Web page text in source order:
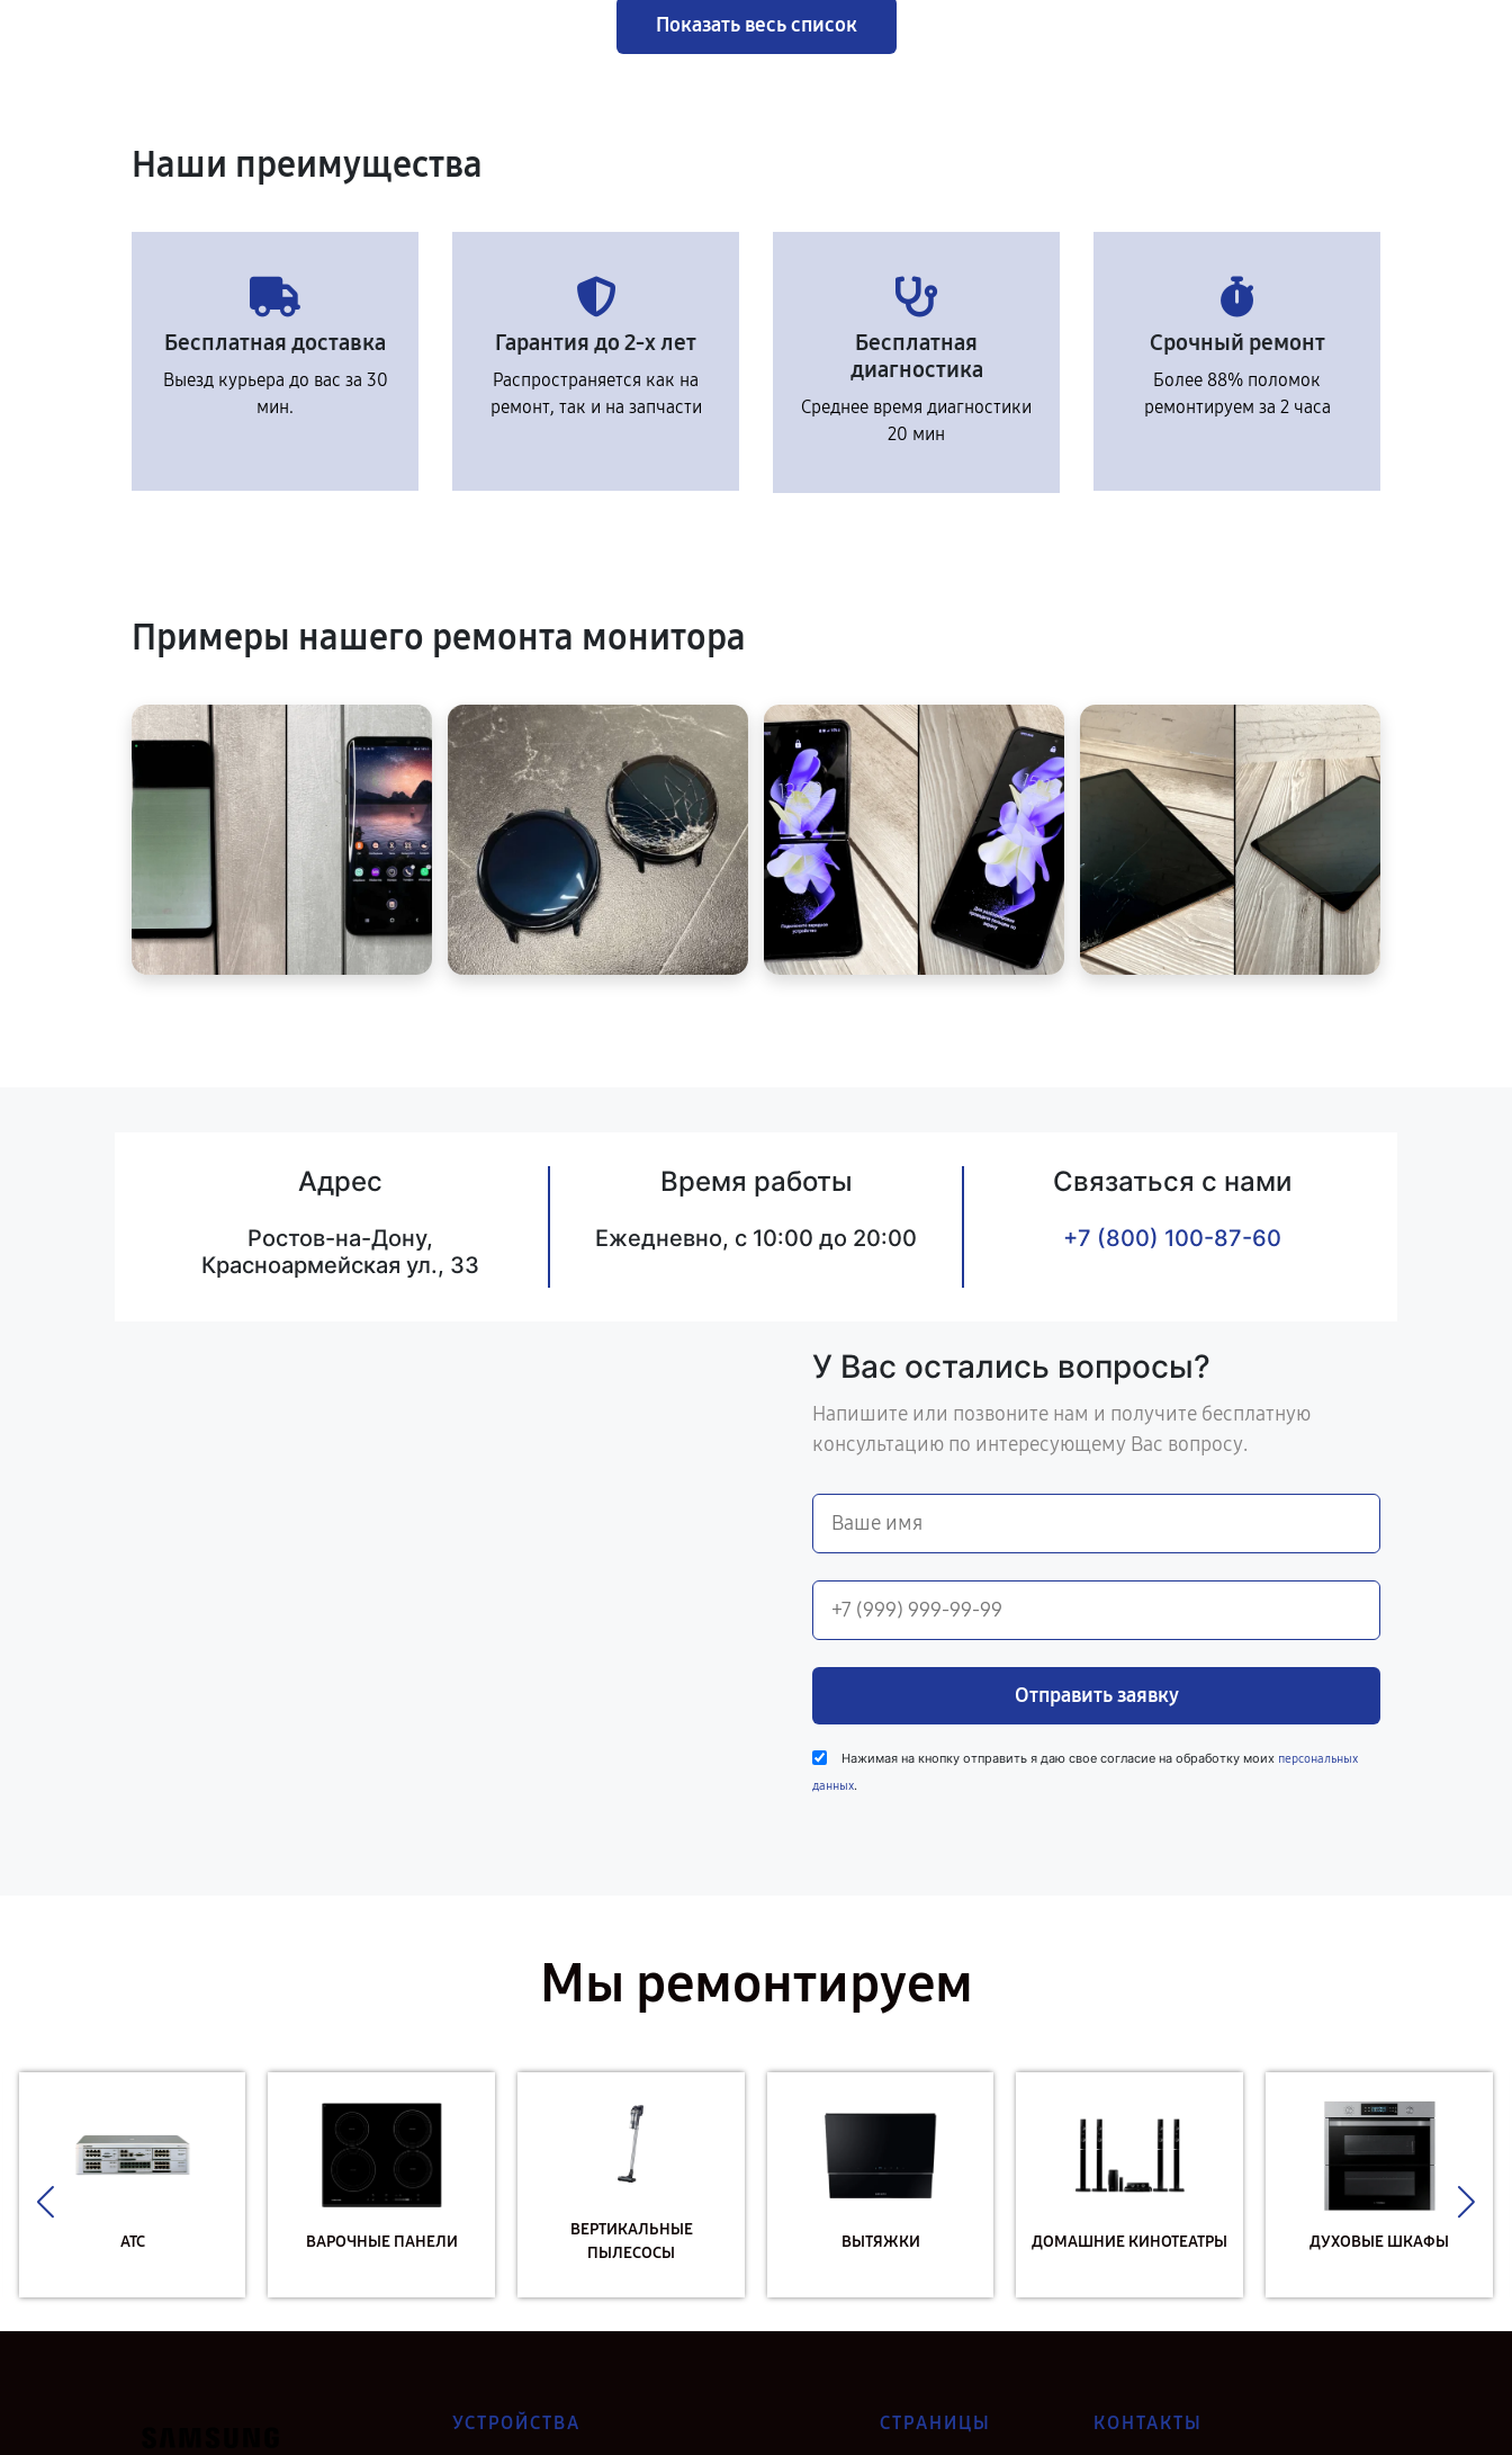
Показать весь список
Наши преимущества
Бесплатная доставка
Выезд курьера до вас за 30
мин.
Гарантия до 2-х лет
Распространяется как на
ремонт, так и на запчасти
Бесплатная
диагностика
Среднее время диагностики
20 мин
Срочный ремонт
Более 88% поломок
ремонтируем за 2 часа
Примеры нашего ремонта монитора
Адрес
Ростов-на-Дону,
Красноармейская ул., 33
Время работы
Ежедневно, с 10:00 до 20:00
Связаться с нами
+7 (800) 100-87-60
У Вас остались вопросы?
Напишите или позвоните нам и получите бесплатную
консультацию по интересующему Вас вопросу.
Отправить заявку
Нажимая на кнопку отправить я даю свое согласие на обработку моих персональных
данных.
Мы ремонтируем
АТС ВАРОЧНЫЕ ПАНЕЛИ
ВЕРТИКАЛЬНЫЕ
ПЫЛЕСОСЫ
ВЫТЯЖКИ ДОМАШНИЕ КИНОТЕАТРЫ ДУХОВЫЕ ШКАФЫ
УСТРОЙСТВА СТРАНИЦЫ КОНТАКТЫ